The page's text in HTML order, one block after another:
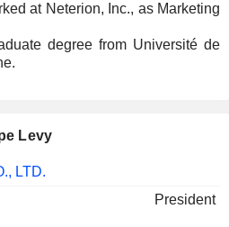
at Neterion, Inc., as Marketing
degree from Université de
Levy
LTD.
President